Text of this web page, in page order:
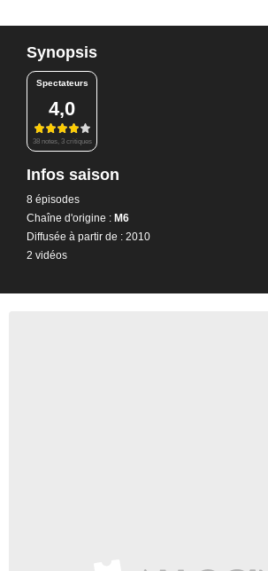
Synopsis
Spectateurs
4,0
38 notes, 3 critiques
Infos saison
8 épisodes
Chaîne d'origine : M6
Diffusée à partir de : 2010
2 vidéos